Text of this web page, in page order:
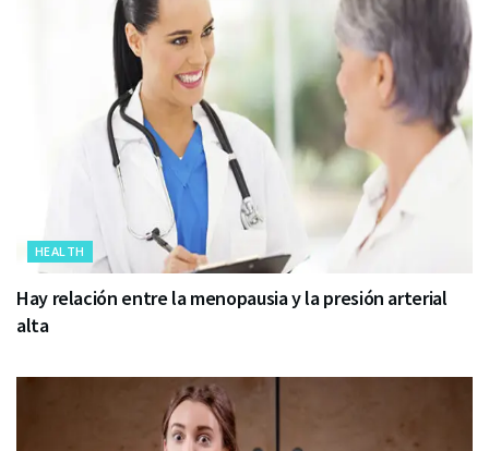
HEALTH
Hay relación entre la menopausia y la presión arterial
alta